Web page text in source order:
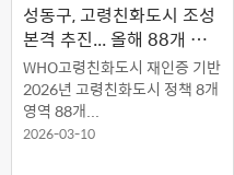
성동구, 고령친화도시 조성
본격 추진... 올해 88개 사
업 가동
WHO고령친화도시 재인증 기반
2026년 고령친화도시 정책 8개
영역 88개...
2026-03-10